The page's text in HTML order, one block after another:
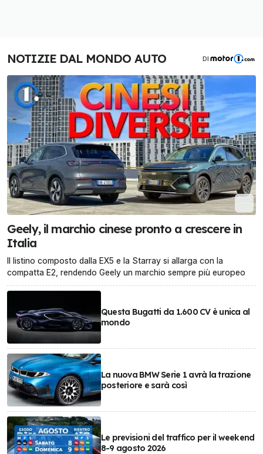
NOTIZIE DAL MONDO AUTO DI
Geely, il marchio cinese pronto a crescere in
Italia
Il listino composto dalla EX5 e la Starray si allarga con la
compatta E2, rendendo Geely un marchio sempre più europeo
Questa Bugatti da 1.600 CV è unica al
mondo
La nuova BMW Serie 1 avrà la trazione
posteriore e sarà così
Le previsioni del traffico per il weekend
8-9 agosto 2026